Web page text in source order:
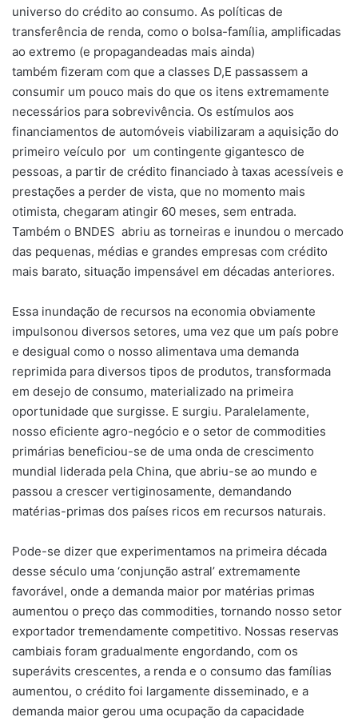
universo do crédito ao consumo. As políticas de
transferência de renda, como o bolsa-família, amplificadas
ao extremo (e propagandeadas mais ainda)
também fizeram com que a classes D,E passassem a
consumir um pouco mais do que os itens extremamente
necessários para sobrevivência. Os estímulos aos
financiamentos de automóveis viabilizaram a aquisição do
primeiro veículo por um contingente gigantesco de
pessoas, a partir de crédito financiado à taxas acessíveis e
prestações a perder de vista, que no momento mais
otimista, chegaram atingir 60 meses, sem entrada.
Também o BNDES abriu as torneiras e inundou o mercado
das pequenas, médias e grandes empresas com crédito
mais barato, situação impensável em décadas anteriores.
Essa inundação de recursos na economia obviamente
impulsonou diversos setores, uma vez que um país pobre
e desigual como o nosso alimentava uma demanda
reprimida para diversos tipos de produtos, transformada
em desejo de consumo, materializado na primeira
oportunidade que surgisse. E surgiu. Paralelamente,
nosso eficiente agro-negócio e o setor de commodities
primárias beneficiou-se de uma onda de crescimento
mundial liderada pela China, que abriu-se ao mundo e
passou a crescer vertiginosamente, demandando
matérias-primas dos países ricos em recursos naturais.
Pode-se dizer que experimentamos na primeira década
desse século uma ‘conjunção astral’ extremamente
favorável, onde a demanda maior por matérias primas
aumentou o preço das commodities, tornando nosso setor
exportador tremendamente competitivo. Nossas reservas
cambiais foram gradualmente engordando, com os
superávits crescentes, a renda e o consumo das famílias
aumentou, o crédito foi largamente disseminado, e a
demanda maior gerou uma ocupação da capacidade